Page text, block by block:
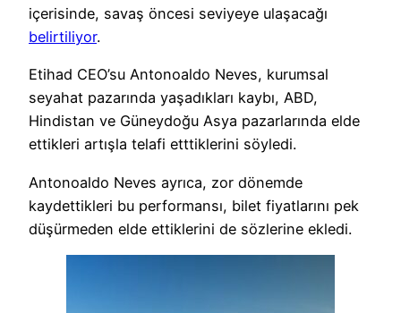
içerisinde, savaş öncesi seviyeye ulaşacağı
belirtiliyor.
Etihad CEO’su Antonoaldo Neves, kurumsal
seyahat pazarında yaşadıkları kaybı, ABD,
Hindistan ve Güneydoğu Asya pazarlarında elde
ettikleri artışla telafi etttiklerini söyledi.
Antonoaldo Neves ayrıca, zor dönemde
kaydettikleri bu performansı, bilet fiyatlarını pek
düşürmeden elde ettiklerini de sözlerine ekledi.